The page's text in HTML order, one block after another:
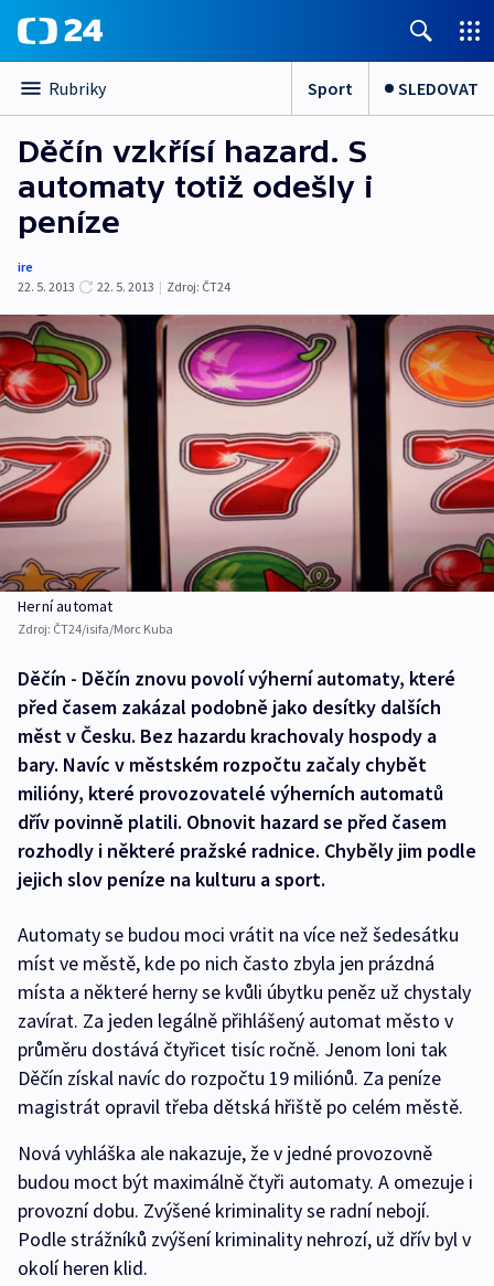
Rubriky Sport SLEDOVAT
Děčín vzkřísí hazard. S
automaty totiž odešly i
peníze
ire
22. 5. 2013
22. 5. 2013 | Zdroj: ČT24
Herní automat
Zdroj: ČT24/isifa/Morc Kuba
Děčín - Děčín znovu povolí výherní automaty, které
před časem zakázal podobně jako desítky dalších
měst v Česku. Bez hazardu krachovaly hospody a
bary. Navíc v městském rozpočtu začaly chybět
milióny, které provozovatelé výherních automatů
dřív povinně platili. Obnovit hazard se před časem
rozhodly i některé pražské radnice. Chyběly jim podle
jejich slov peníze na kulturu a sport.
Automaty se budou moci vrátit na více než šedesátku
míst ve městě, kde po nich často zbyla jen prázdná
místa a některé herny se kvůli úbytku peněz už chystaly
zavírat. Za jeden legálně přihlášený automat město v
průměru dostává čtyřicet tisíc ročně. Jenom loni tak
Děčín získal navíc do rozpočtu 19 miliónů. Za peníze
magistrát opravil třeba dětská hřiště po celém městě.
Nová vyhláška ale nakazuje, že v jedné provozovně
budou moct být maximálně čtyři automaty. A omezuje i
provozní dobu. Zvýšené kriminality se radní nebojí.
Podle strážníků zvýšení kriminality nehrozí, už dřív byl v
okolí heren klid.